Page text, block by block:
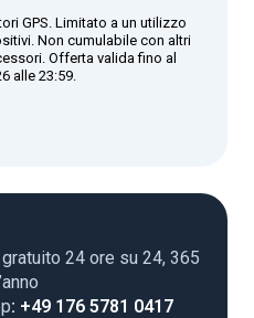
GPS. Limitato a un utilizzo
Non cumulabile con altri
Offerta valida fino al
alle 23:59.
24 ore su 24, 365
: +49 176 5781 0417